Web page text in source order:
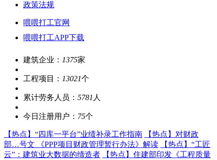
政策法规
喂喂打工官网
喂喂打工APP下载
建筑企业： 1375家
工程项目： 13021个
累计劳务人员： 5781 人
今日注册用户： 75个
【热点】 “四库一平台”业绩补录工作指南 【热点】 对财政
部…号文 《PPP项目财政管理暂行办法》解读
【热点】 “工匠
云”：建筑业大数据的缔造者
【热点】 住建部印发《工程质量